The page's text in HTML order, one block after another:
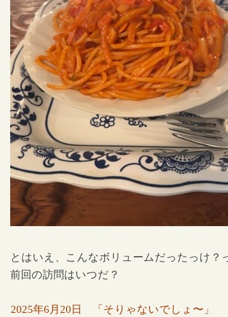
とはいえ、こんなボリュームだったっけ？
前回の訪問はいつだ？
2025年6月20日 「そりゃないでしょ〜」